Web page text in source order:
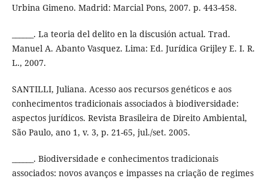
Urbina Gimeno. Madrid: Marcial Pons, 2007. p. 443-458.
______. La teoria del delito en la discusión actual. Trad.
Manuel A. Abanto Vasquez. Lima: Ed. Jurídica Grijley E. I. R.
L., 2007.
SANTILLI, Juliana. Acesso aos recursos genéticos e aos
conhecimentos tradicionais associados à biodiversidade:
aspectos jurídicos. Revista Brasileira de Direito Ambiental,
São Paulo, ano 1, v. 3, p. 21-65, jul./set. 2005.
______. Biodiversidade e conhecimentos tradicionais
associados: novos avanços e impasses na criação de regimes